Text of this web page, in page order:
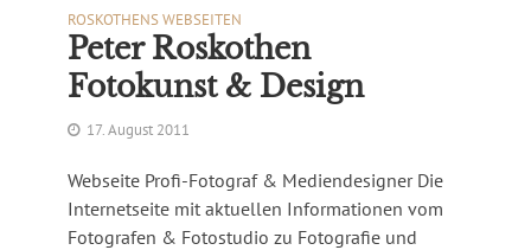
ROSKOTHENS WEBSEITEN
Peter Roskothen
Fotokunst & Design
17. August 2011
Webseite Profi-Fotograf & Mediendesigner Die
Internetseite mit aktuellen Informationen vom
Fotografen & Fotostudio zu Fotografie und